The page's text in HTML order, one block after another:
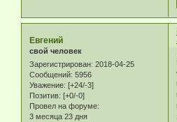
Eвгeний
свой человек
Зарегистрирован: 2018-04-25
Сообщений: 5956
Уважение: [+24/-3]
Позитив: [+0/-0]
Провел на форуме:
3 месяца 23 дня